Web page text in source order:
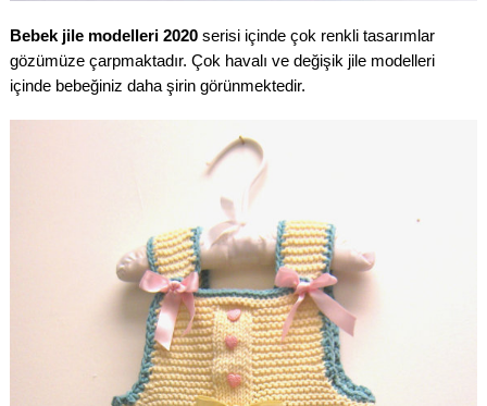
Bebek jile modelleri 2020serisi içinde çok renkli tasarımlar
gözümüze çarpmaktadır. Çok havalı ve değişik jile modelleri
içinde bebeğiniz daha şirin görünmektedir.